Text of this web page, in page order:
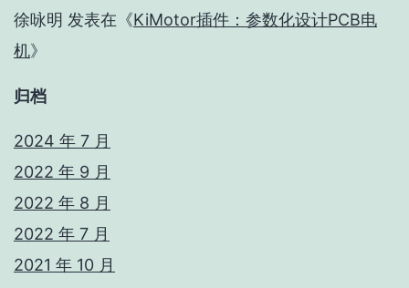
徐咏明 发表在《KiMotor插件：参数化设计PCB电
机》
归档
2024 年 7 月
2022 年 9 月
2022 年 8 月
2022 年 7 月
2021 年 10 月